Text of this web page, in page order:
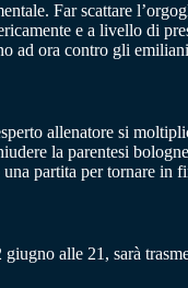
Far scattare
e a livello di
ad ora contro gli
allenatore si
la parentesi
partita per tornare in
alle 21, sarà